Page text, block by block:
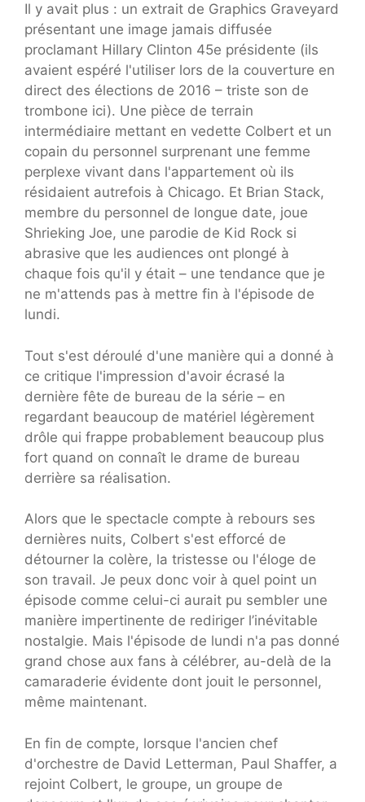
Il y avait plus : un extrait de Graphics Graveyard
présentant une image jamais diffusée
proclamant Hillary Clinton 45e présidente (ils
avaient espéré l'utiliser lors de la couverture en
direct des élections de 2016 – triste son de
trombone ici). Une pièce de terrain
intermédiaire mettant en vedette Colbert et un
copain du personnel surprenant une femme
perplexe vivant dans l'appartement où ils
résidaient autrefois à Chicago. Et Brian Stack,
membre du personnel de longue date, joue
Shrieking Joe, une parodie de Kid Rock si
abrasive que les audiences ont plongé à
chaque fois qu'il y était – une tendance que je
ne m'attends pas à mettre fin à l'épisode de
lundi.
Tout s'est déroulé d'une manière qui a donné à
ce critique l'impression d'avoir écrasé la
dernière fête de bureau de la série – en
regardant beaucoup de matériel légèrement
drôle qui frappe probablement beaucoup plus
fort quand on connaît le drame de bureau
derrière sa réalisation.
Alors que le spectacle compte à rebours ses
dernières nuits, Colbert s'est efforcé de
détourner la colère, la tristesse ou l'éloge de
son travail. Je peux donc voir à quel point un
épisode comme celui-ci aurait pu sembler une
manière impertinente de rediriger l’inévitable
nostalgie. Mais l'épisode de lundi n'a pas donné
grand chose aux fans à célébrer, au-delà de la
camaraderie évidente dont jouit le personnel,
même maintenant.
En fin de compte, lorsque l'ancien chef
d'orchestre de David Letterman, Paul Shaffer, a
rejoint Colbert, le groupe, un groupe de